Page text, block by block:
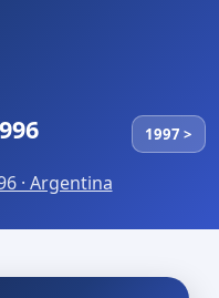
1997 >
· Argentina